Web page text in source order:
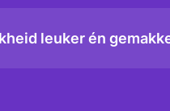
leuker én